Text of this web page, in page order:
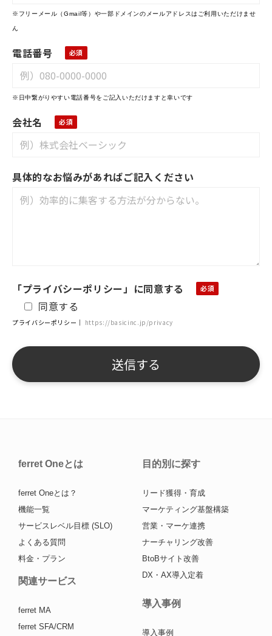
※フリーメール（Gmail等）や一部ドメインのメールアドレスはご利用いただけませ
ん
電話番号
※日中繋がりやすい電話番号をご記入いただけますと幸いです
会社名
具体的なお悩みがあればご記入ください
「プライバシーポリシー」に同意する
同意する
プライバシーポリシー｜ https://basicinc.jp/privacy
ferret Oneとは
ferret Oneとは？
機能一覧
サービスレベル目標 (SLO)
よくある質問
料金・プラン
関連サービス
ferret MA
ferret SFA/CRM
目的別に探す
リード獲得・育成
マーケティング基盤構築
営業・マーケ連携
ナーチャリング改善
BtoBサイト改善
DX・AX導入定着
導入事例
導入事例